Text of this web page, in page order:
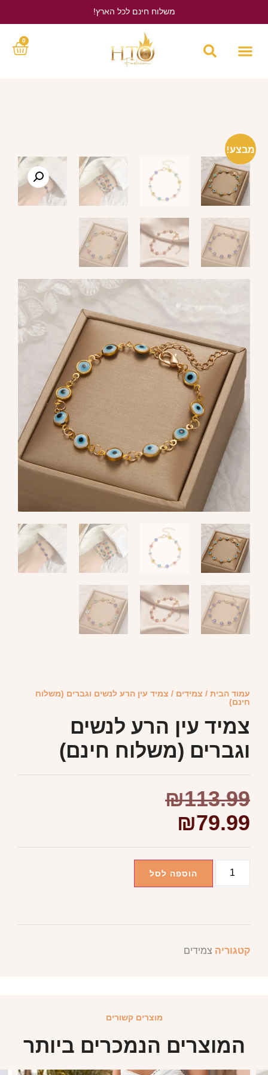
משלוח חינם לכל הארץ!
0
מבצע!
עמוד הבית / צמידים / צמיד עין הרע לנשים וגברים (משלוח
חינם)
צמיד עין הרע לנשים
וגברים (משלוח חינם)
₪113.99
₪79.99
הוספה לסל
קטגוריה צמידים
מוצרים קשורים
המוצרים הנמכרים ביותר